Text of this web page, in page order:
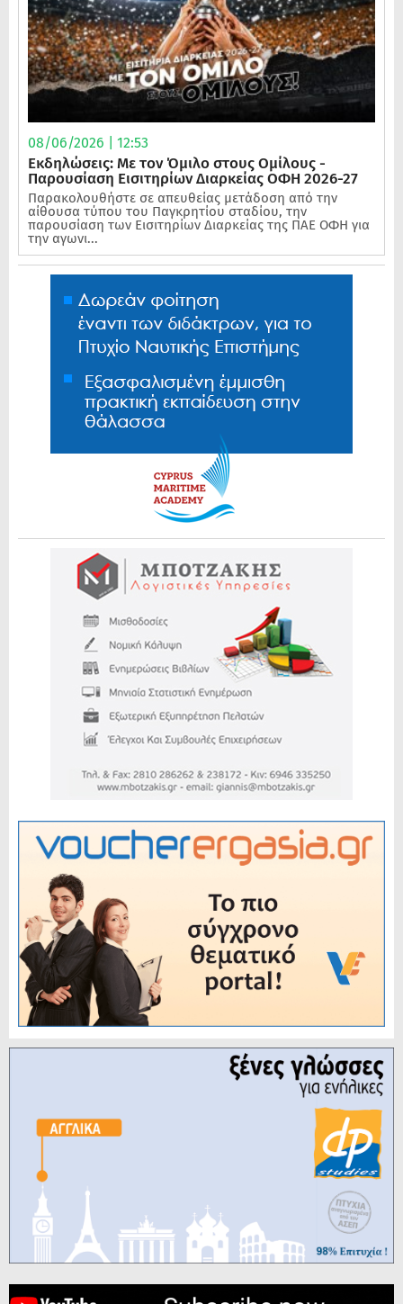
08/06/2026 | 12:53
Εκδηλώσεις: Με τον Όμιλο στους Ομίλους -
Παρουσίαση Εισιτηρίων Διαρκείας ΟΦΗ 2026-27
Παρακολουθήστε σε απευθείας μετάδοση από την
αίθουσα τύπου του Παγκρητίου σταδίου, την
παρουσίαση των Εισιτηρίων Διαρκείας της ΠΑΕ ΟΦΗ για
την αγωνι...